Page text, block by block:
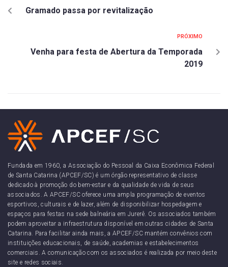
Gramado passa por revitalização
PRÓXIMO
Venha para festa de Abertura da Temporada
2019
Fundada em 1960, a Associação do Pessoal da Caixa Econômica Federal
de Santa Catarina (APCEF/SC) é um órgão representativo de classe
dedicado à promoção do bem-estar e da qualidade de vida de seus
associados. A APCEF/SC oferece uma ampla programação de eventos
esportivos, culturais e de lazer, além de disponibilizar hospedagem e
espaços para festas na sede balneária em Jurerê. Os associados também
podem aproveitar a infraestrutura disponível em outras cidades de Santa
Catarina. Para facilitar ainda mais, a APCEF/SC mantém convênios com
instituições educacionais, de saúde, academias e estabelecimentos
comerciais. A comunicação com os associados é realizada por meio deste
site e redes sociais.